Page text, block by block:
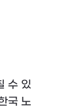
수 있
국 노